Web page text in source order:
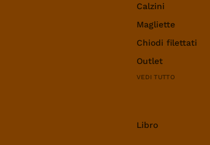
Calzini
Magliette
Chiodi filettati
Outlet
VEDI TUTTO
Libro